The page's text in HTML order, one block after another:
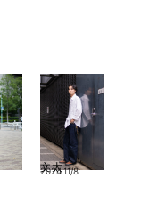
文太
2024.11/8